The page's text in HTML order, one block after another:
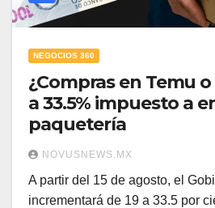
NEGOCIOS 360
¿Compras en Temu
a 33.5% impuesto a
paquetería
NOVUSNEWS.MX
A partir del 15 de agosto, el
incrementará de 19 a 33.5 por